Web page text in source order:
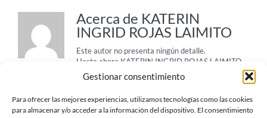
Gestionar consentimiento
Para ofrecer las mejores experiencias, utilizamos tecnologías como las cookies
para almacenar y/o acceder a la información del dispositivo. El consentimiento
Acerca de KATERIN
INGRID ROJAS LAIMITO
Este autor no presenta ningún detalle.
Hasta ahora KATERIN INGRID ROJAS LAIMITO
ha creado 0 entradas de blog.